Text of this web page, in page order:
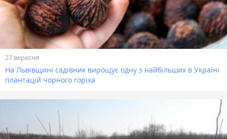
27 вересня
На Львівщині садівник вирощує одну з найбільших в Україні
плантацій чорного горіха